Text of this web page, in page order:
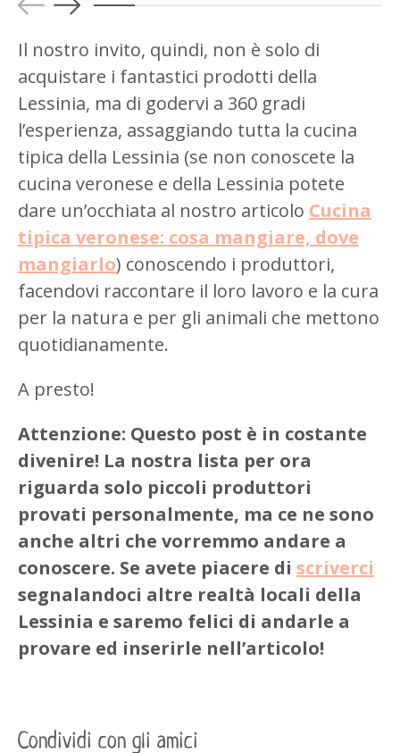
Il nostro invito, quindi, non è solo di
acquistare i fantastici prodotti della
Lessinia, ma di godervi a 360 gradi
l’esperienza, assaggiando tutta la cucina
tipica della Lessinia (se non conoscete la
cucina veronese e della Lessinia potete
dare un’occhiata al nostro articolo Cucina
tipica veronese: cosa mangiare, dove
mangiarlo) conoscendo i produttori,
facendovi raccontare il loro lavoro e la cura
per la natura e per gli animali che mettono
quotidianamente.
A presto!
Attenzione: Questo post è in costante
divenire! La nostra lista per ora
riguarda solo piccoli produttori
provati personalmente, ma ce ne sono
anche altri che vorremmo andare a
conoscere. Se avete piacere di scriverci
segnalandoci altre realtà locali della
Lessinia e saremo felici di andarle a
provare ed inserirle nell’articolo!
Condividi con gli amici
Autorizzo il trattamento dei dati secondo laPrivacy